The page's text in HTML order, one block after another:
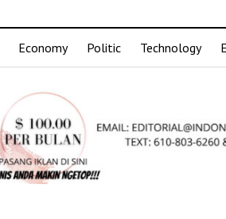
Economy Politic Technology